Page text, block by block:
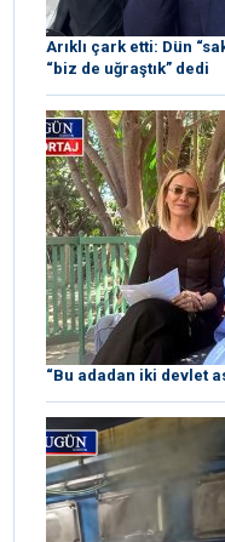
Arıklı çark etti: Dün
“biz de uğraştık” dedi
“Bu adadan iki devlet